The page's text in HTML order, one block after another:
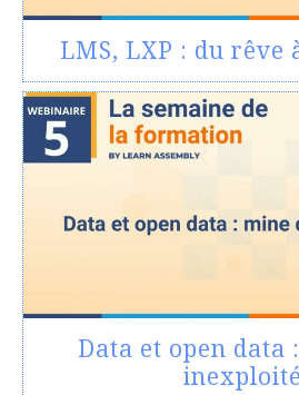
LMS, LXP : du rêve
Data et open data